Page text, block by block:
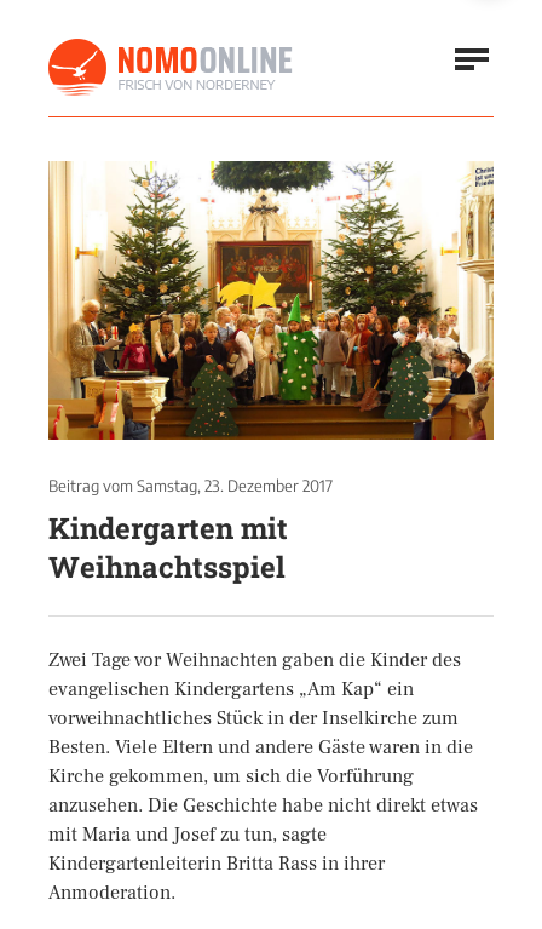
Beitrag vom Samstag, 23. Dezember 2017
Kindergarten mit
Weihnachtsspiel
Zwei Tage vor Weihnachten gaben die Kinder des
evangelischen Kindergartens „Am Kap“ ein
vorweihnachtliches Stück in der Inselkirche zum
Besten. Viele Eltern und andere Gäste waren in die
Kirche gekommen, um sich die Vorführung
anzusehen. Die Geschichte habe nicht direkt etwas
mit Maria und Josef zu tun, sagte
Kindergartenleiterin Britta Rass in ihrer
Anmoderation.